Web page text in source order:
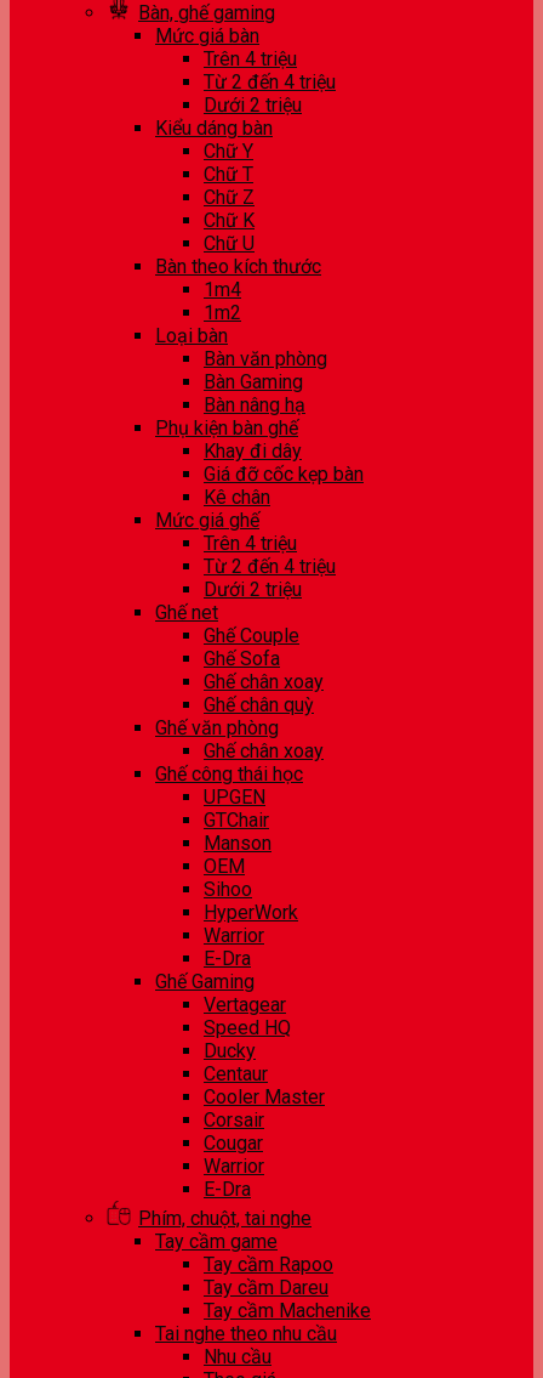
Bàn, ghế gaming
Mức giá bàn
Trên 4 triệu
Từ 2 đến 4 triệu
Dưới 2 triệu
Kiểu dáng bàn
Chữ Y
Chữ T
Chữ Z
Chữ K
Chữ U
Bàn theo kích thước
1m4
1m2
Loại bàn
Bàn văn phòng
Bàn Gaming
Bàn nâng hạ
Phụ kiện bàn ghế
Khay đi dây
Giá đỡ cốc kẹp bàn
Kê chân
Mức giá ghế
Trên 4 triệu
Từ 2 đến 4 triệu
Dưới 2 triệu
Ghế net
Ghế Couple
Ghế Sofa
Ghế chân xoay
Ghế chân quỳ
Ghế văn phòng
Ghế chân xoay
Ghế công thái học
UPGEN
GTChair
Manson
OEM
Sihoo
HyperWork
Warrior
E-Dra
Ghế Gaming
Vertagear
Speed HQ
Ducky
Centaur
Cooler Master
Corsair
Cougar
Warrior
E-Dra
Phím, chuột, tai nghe
Tay cầm game
Tay cầm Rapoo
Tay cầm Dareu
Tay cầm Machenike
Tai nghe theo nhu cầu
Nhu cầu